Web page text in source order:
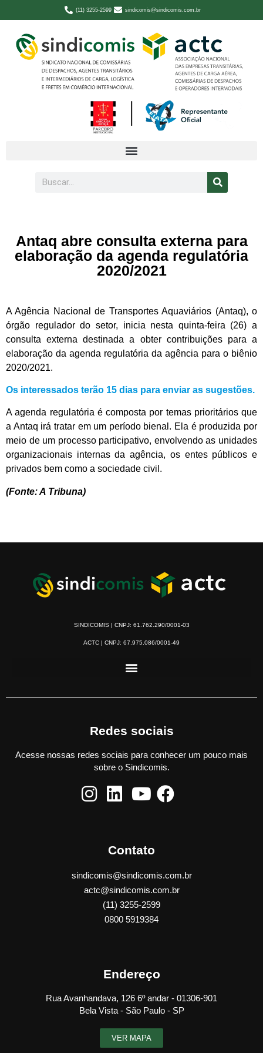
(11) 3255-2599 sindicomis@sindicomis.com.br
Antaq abre consulta externa para
elaboração da agenda regulatória
2020/2021
A Agência Nacional de Transportes Aquaviários (Antaq), o
órgão regulador do setor, inicia nesta quinta-feira (26) a
consulta externa destinada a obter contribuições para a
elaboração da agenda regulatória da agência para o biênio
2020/2021.
Os interessados terão 15 dias para enviar as sugestões.
A agenda regulatória é composta por temas prioritários que
a Antaq irá tratar em um período bienal. Ela é produzida por
meio de um processo participativo, envolvendo as unidades
organizacionais internas da agência, os entes públicos e
privados bem como a sociedade civil.
(Fonte: A Tribuna)
SINDICOMIS | CNPJ: 61.762.290/0001-03
ACTC | CNPJ: 67.975.086/0001-49
Redes sociais
Acesse nossas redes sociais para conhecer um pouco mais
sobre o Sindicomis.
Contato
sindicomis@sindicomis.com.br
actc@sindicomis.com.br
(11) 3255-2599
0800 5919384
Endereço
Rua Avanhandava, 126 6º andar - 01306-901
Bela Vista - São Paulo - SP
VER MAPA